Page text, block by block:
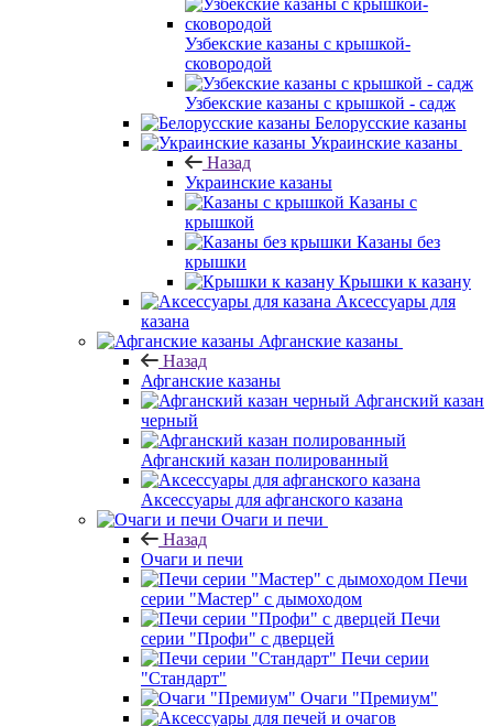
Узбекские казаны с крышкой-
сковородой
Узбекские казаны с крышкой - садж
Белорусские казаны
Украинские казаны
Назад
Украинские казаны
Казаны с
крышкой
Казаны без
крышки
Крышки к казану
Аксессуары для
казана
Афганские казаны
Назад
Афганские казаны
Афганский казан
черный
Афганский казан полированный
Аксессуары для афганского казана
Очаги и печи
Назад
Очаги и печи
Печи
серии "Мастер" с дымоходом
Печи
серии "Профи" с дверцей
Печи серии
"Стандарт"
Очаги "Премиум"